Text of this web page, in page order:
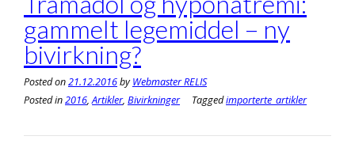
gammelt legemiddel – ny
bivirkning?
Posted on21.12.2016byWebmaster RELIS
Posted in2016,Artikler, Bivirkninger Taggedimporterte_artikler